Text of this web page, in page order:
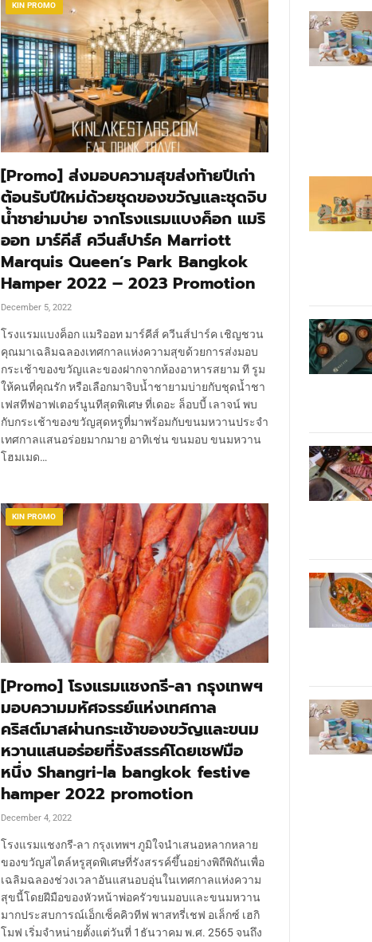
KIN PROMO
[Promo] ส่งมอบความสุขส่งท้ายปีเก่า
ต้อนรับปีใหม่ด้วยชุดของขวัญและชุดจิบ
น้ำชาย่ามบ่าย จากโรงแรมแบงค็อก แมริ
ออท มาร์คีส์ ควีนส์ปาร์ค Marriott
Marquis Queen’s Park Bangkok
Hamper 2022 – 2023 Promotion
December 5, 2022
โรงแรมแบงค็อก แมริออท มาร์คีส์ ควีนส์ปาร์ค เชิญชวน
คุณมาเฉลิมฉลองเทศกาลแห่งความสุขด้วยการส่งมอบ
กระเช้าของขวัญและของฝากจากห้องอาหารสยาม ที รูม
ให้คนที่คุณรัก หรือเลือกมาจิบน้ำชายามบ่ายกับชุดน้ำชา
เฟสทีฟอาฟเตอร์นูนทีสุดพิเศษ ที่เดอะ ล็อบบี้ เลาจน์ พบ
กับกระเช้าของขวัญสุดหรูที่มาพร้อมกับขนมหวานประจำ
เทศกาลแสนอร่อยมากมาย อาทิเช่น ขนมอบ ขนมหวาน
โฮมเมด…
KIN PROMO
[Promo] โรงแรมแชงกรี-ลา กรุงเทพฯ
มอบความมหัศจรรย์แห่งเทศกาล
คริสต์มาสผ่านกระเช้าของขวัญและขนม
หวานแสนอร่อยที่รังสรรค์โดยเชฟมือ
หนึ่ง Shangri-la bangkok festive
hamper 2022 promotion
December 4, 2022
โรงแรมแชงกรี-ลา กรุงเทพฯ ภูมิใจนำเสนอหลากหลาย
ของขวัญสไตล์หรูสุดพิเศษที่รังสรรค์ขึ้นอย่างพิถีพิถันเพื่อ
เฉลิมฉลองช่วงเวลาอันแสนอบอุ่นในเทศกาลแห่งความ
สุขนี้โดยฝีมือของหัวหน้าพ่อครัวขนมอบและขนมหวาน
มากประสบการณ์เอ็กเซ็คคิวทีฟ พาสทรี่เชฟ อเล็กซ์ เฮกิ
โมฟ เริ่มจำหน่ายตั้งแต่วันที่ 1ธันวาคม พ.ศ. 2565 จนถึง